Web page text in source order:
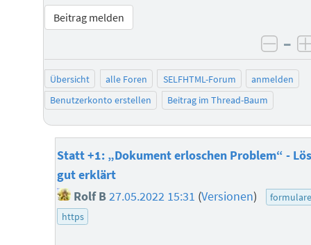
Beitrag melden
–
Übersicht alle Foren SELFHTML-Forum
anmelden
Benutzerkonto erstellen
Beitrag im Thread-Baum
Statt +1: „Dokument erloschen Problem“ -
gut erklärt
Rolf B27.05.2022 15:31 (Versionen)
https